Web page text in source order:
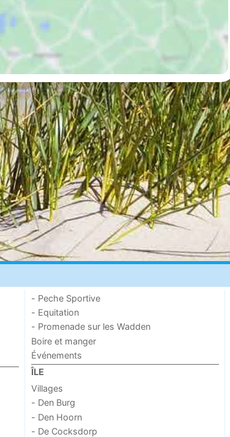
- Peche Sportive
- Equitation
- Promenade sur les Wadden
Boire et manger
Événements
ÎLE
Villages
- Den Burg
- Den Hoorn
- De Cocksdorp